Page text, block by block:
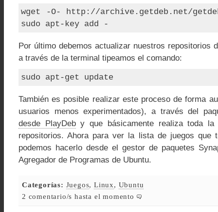
wget -O- http://archive.getdeb.net/
sudo apt-key add -
Por último debemos actualizar nuestros repositorios
a través de la terminal tipeamos el comando:
sudo apt-get update
También es posible realizar este proceso de forma
usuarios menos experimentados), a través del
desde PlayDeby que básicamente realiza toda la
repositorios. Ahora para ver la lista de juegos que
podemos hacerlo desde el gestor de paquetes
Agregador de Programas de Ubuntu.
Categorías: Juegos,Linux, Ubuntu
2 comentario/s hasta el momento